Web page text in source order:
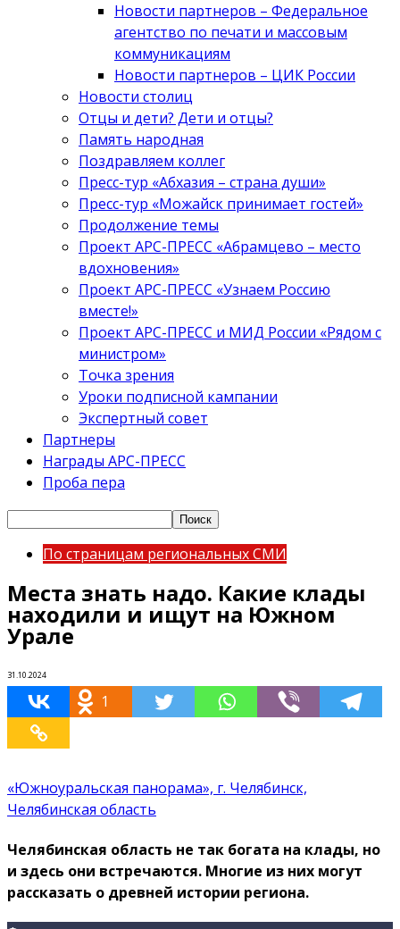
Новости партнеров – Федеральное
агентство по печати и массовым
коммуникациям
Новости партнеров – ЦИК России
Новости столиц
Отцы и дети? Дети и отцы?
Память народная
Поздравляем коллег
Пресс-тур «Абхазия – страна души»
Пресс-тур «Можайск принимает гостей»
Продолжение темы
Проект АРС-ПРЕСС «Абрамцево – место
вдохновения»
Проект АРС-ПРЕСС «Узнаем Россию
вместе!»
Проект АРС-ПРЕСС и МИД России «Рядом с
министром»
Точка зрения
Уроки подписной кампании
Экспертный совет
Партнеры
Награды АРС-ПРЕСС
Проба пера
По страницам региональных СМИ
Места знать надо. Какие клады
находили и ищут на Южном
Урале
31.10.2024
1
«Южноуральская панорама», г. Челябинск,
Челябинская область
Челябинская область не так богата на клады, но
и здесь они встречаются. Многие из них могут
рассказать о древней истории региона.